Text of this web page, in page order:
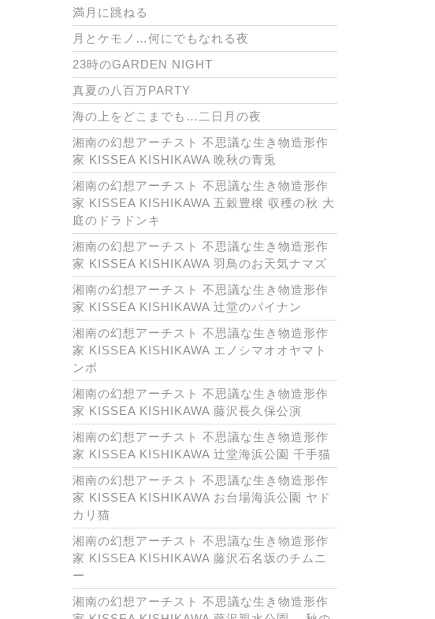
満月に跳ねる
月とケモノ…何にでもなれる夜
23時のGARDEN NIGHT
真夏の八百万PARTY
海の上をどこまでも…二日月の夜
湘南の幻想アーチスト 不思議な生き物造形作
家 KISSEA KISHIKAWA 晩秋の青兎
湘南の幻想アーチスト 不思議な生き物造形作
家 KISSEA KISHIKAWA 五穀豊穣 収穫の秋 大
庭のドラドンキ
湘南の幻想アーチスト 不思議な生き物造形作
家 KISSEA KISHIKAWA 羽鳥のお天気ナマズ
湘南の幻想アーチスト 不思議な生き物造形作
家 KISSEA KISHIKAWA 辻堂のパイナン
湘南の幻想アーチスト 不思議な生き物造形作
家 KISSEA KISHIKAWA エノシマオオヤマト
ンボ
湘南の幻想アーチスト 不思議な生き物造形作
家 KISSEA KISHIKAWA 藤沢長久保公演
湘南の幻想アーチスト 不思議な生き物造形作
家 KISSEA KISHIKAWA 辻堂海浜公園 千手猫
湘南の幻想アーチスト 不思議な生き物造形作
家 KISSEA KISHIKAWA お台場海浜公園 ヤド
カリ猫
湘南の幻想アーチスト 不思議な生き物造形作
家 KISSEA KISHIKAWA 藤沢石名坂のチムニ
ー
湘南の幻想アーチスト 不思議な生き物造形作